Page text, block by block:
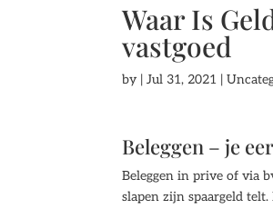
Waar Is
vastgoed
by |Jul 31, 2021 |
Beleggen – je
Beleggen in prive of via
slapen zijn spaargeld